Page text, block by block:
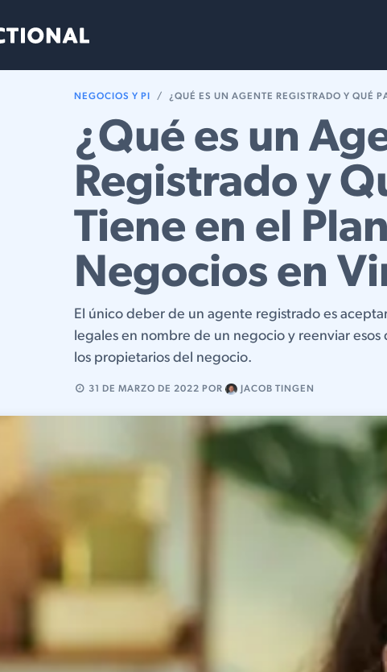
NEGOCIOS Y PI ¿QUÉ ES UN AGENTE REGISTRADO Y QUÉ
¿Qué es un
Registrado y
Tiene en el
Negocios en
El único deber de un agente registrado es
legales en nombre de un negocio y reenviar esos
los propietarios del negocio.
31 DE MARZO DE 2022 POR JACOB TINGEN